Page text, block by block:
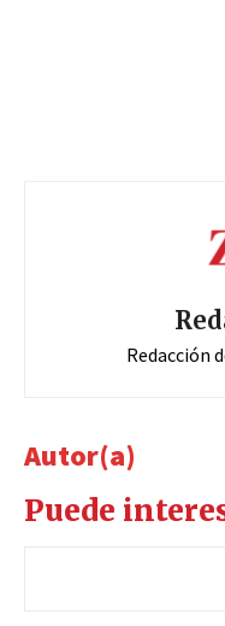
Redacción
Autor(a)
Puede